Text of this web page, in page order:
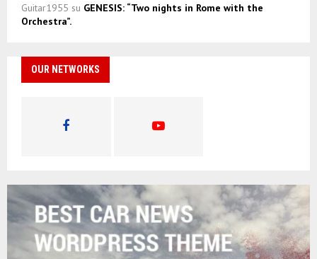
Guitar1955 su GENESIS: “Two nights in Rome with the
Orchestra”.
OUR NETWORKS